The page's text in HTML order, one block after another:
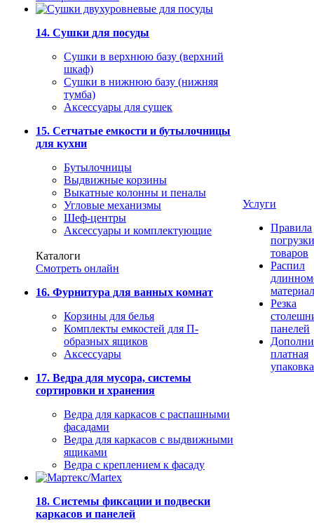
14. Сушки для посуды
Сушки в верхнюю базу (верхний
шкаф)
Сушки в нижнюю базу (нижняя
тумба)
Аксессуары для сушек
15. Сетчатые емкости и бутылочницы
для кухни
Бутылочницы
Выдвижные корзины
Выкатные колонны и пеналы
Угловые механизмы
Шеф-центры
Аксессуары и комплектующие
Каталоги
Смотреть онлайн
16. Фурнитура для ванных комнат
Корзины для белья
Комплекты емкостей для П-
образных ящиков
Аксессуары
17. Ведра для мусора, системы
сортировки и хранения
Ведра для каркасов с распашными
фасадами
Ведра для каркасов с выдвижными
ящиками
Ведра с креплением к фасаду
18. Системы фиксации и подвески
каркасов и панелей
Услуги
Правила
погрузки
товаров
Распил
Резка
панелей
платная
упаковка